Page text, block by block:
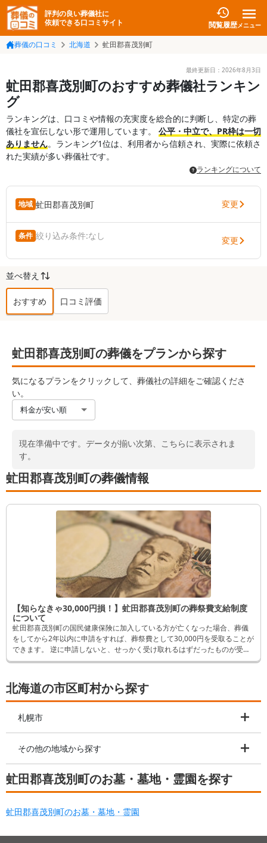
評判の良い葬儀社に
依頼できる口コミサイト
閲覧履歴メニュー
葬儀の口コミ 北海道 虻田郡喜茂別町
最終更新日： 2026年8月3日
虻田郡喜茂別町のおすすめ葬儀社ランキン
グ
ランキングは、口コミや情報の充実度を総合的に判断し、特定の葬
儀社を宣伝しない形で運用しています。 公平・中立で、PR枠は一切
ありません。ランキング1位は、利用者から信頼され、実際に依頼さ
れた実績が多い葬儀社です。
ランキングについて
地域 虻田郡喜茂別町 変更
条件 絞り込み条件:なし 変更
並べ替え
おすすめ 口コミ評価
虻田郡喜茂別町の葬儀をプランから探す
気になるプランをクリックして、葬儀社の詳細をご確認くださ
い。
料金が安い順
現在準備中です。データが揃い次第、こちらに表示されま
す。
虻田郡喜茂別町の葬儀情報
【知らなきゃ30,000円損！】虻田郡喜茂別町の葬祭費支給制度
について
虻田郡喜茂別町の国民健康保険に加入している方が亡くなった場合、葬儀
をしてから2年以内に申請をすれば、葬祭費として30,000円を受取ることが
できます。 逆に申請しないと、せっかく受け取れるはずだったものが受取
れなくなってしまいます。 そんなことにならないよう、この記事では申請
北海道の市区町村から探す
札幌市
その他の地域から探す
虻田郡喜茂別町のお墓・墓地・霊園を探す
虻田郡喜茂別町のお墓・墓地・霊園